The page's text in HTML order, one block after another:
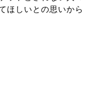
ほしいとの思いから